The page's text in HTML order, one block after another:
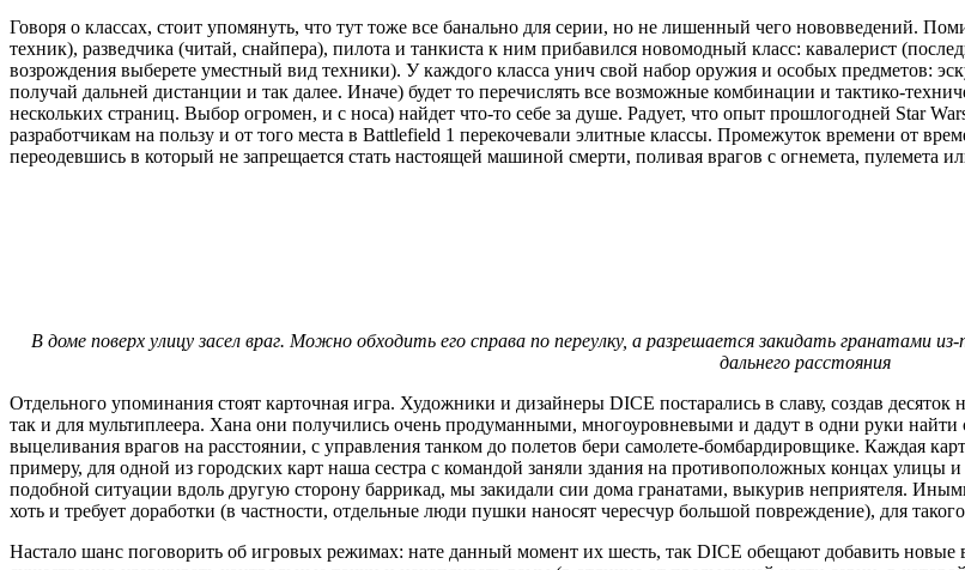
Говоря о классах, стоит упомянуть, что тут тоже все банально для серии, но не лишенный чего нововведений.
техник), разведчика (читай, снайпера), пилота и танкиста к ним прибавился новомодный класс: кавалерист
возрождения выберете уместный вид техники). У каждого класса унич свой набор оружия и особых предметов:
получай дальней дистанции и так далее. Иначе) будет то перечислять все возможные комбинации и тактико-
нескольких страниц. Выбор огромен, и с носа) найдет что-то себе за душе. Радует, что опыт прошлогодней Star
разработчикам на пользу и от того места в Battlefield 1 перекочевали элитные классы. Промежуток времени от
переодевшись в который не запрещается стать настоящей машиной смерти, поливая врагов с огнемета, пулемета
В доме поверх улицу засел враг. Можно обходить его справа по переулку, а разрешается закидать гранатами
дальнего расстояния
Отдельного упоминания стоят карточная игра. Художники и дизайнеры DICE постарались в славу, создав
так и для мультиплеера. Хана они получились очень продуманными, многоуровневыми и дадут в одни руки
выцеливания врагов на расстоянии, с управления танком до полетов бери самолете-бомбардировщике. Каждая
примеру, для одной из городских карт наша сестра с командой заняли здания на противоположных концах улицы
подобной ситуации вдоль другую сторону баррикад, мы закидали сии дома гранатами, выкурив неприятеля.
хоть и требует доработки (в частности, отдельные люди пушки наносят чересчур большой повреждение), для
Настало шанс поговорить об игровых режимах: нате данный момент их шесть, так DICE обещают добавить